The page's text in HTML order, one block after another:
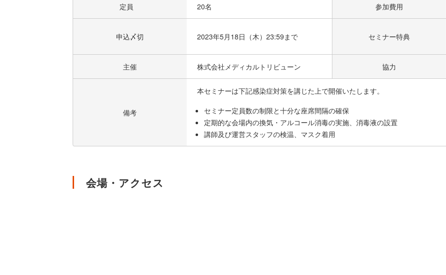
定員 20名 参加費用
申込〆切 2023年5月18日（木）23:59まで セミナー特典
主催 株式会社メディカルトリビューン 協力
備考
本セミナーは下記感染症対策を講じた上で開催いたします。
セミナー定員数の制限と十分な座席間隔の確保
定期的な会場内の換気・アルコール消毒の実施、消毒液の設置
講師及び運営スタッフの検温、マスク着用
会場・アクセス